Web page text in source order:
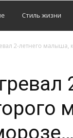
Стиль жизни
2-летнего